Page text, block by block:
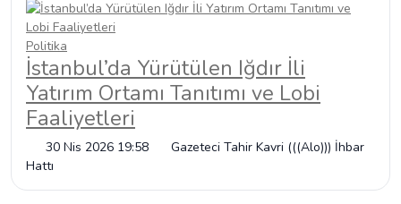
Politika
İstanbul’da Yürütülen Iğdır İli
Yatırım Ortamı Tanıtımı ve Lobi
Faaliyetleri
30 Nis 2026 19:58
Gazeteci Tahir Kavri (((Alo))) İhbar
Hattı